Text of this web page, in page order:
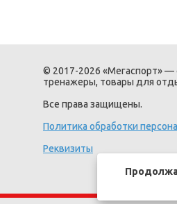
© 2017-2026 «Мегаспорт» —
тренажеры, товары для
Все права защищены.
Политика обработки
Реквизиты